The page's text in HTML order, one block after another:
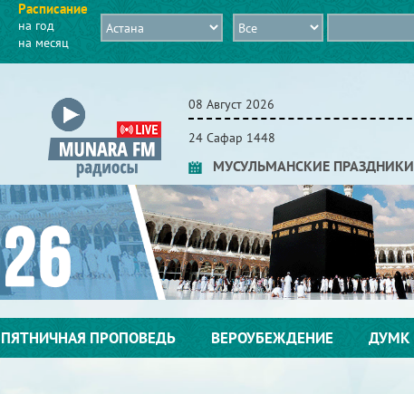
Расписание
на год
на месяц
08 Август 2026
24 Сафар 1448
МУСУЛЬМАНСКИЕ ПРАЗДНИКИ
ПЯТНИЧНАЯ ПРОПОВЕДЬ ВЕРОУБЕЖДЕНИЕ ДУМК